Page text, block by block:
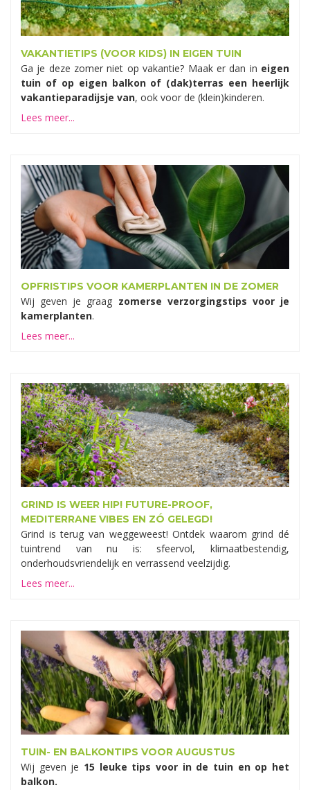
VAKANTIETIPS (VOOR KIDS) IN EIGEN TUIN
Ga je deze zomer niet op vakantie? Maak er dan in eigen
tuin of op eigen balkon of (dak)terras een heerlijk
vakantieparadijsje van, ook voor de (klein)kinderen.
Lees meer...
OPFRISTIPS VOOR KAMERPLANTEN IN DE ZOMER
Wij geven je graag zomerse verzorgingstips voor je
kamerplanten.
Lees meer...
GRIND IS WEER HIP! FUTURE-PROOF,
MEDITERRANE VIBES EN ZÓ GELEGD!
Grind is terug van weggeweest! Ontdek waarom grind dé
tuintrend van nu is: sfeervol, klimaatbestendig,
onderhoudsvriendelijk en verrassend veelzijdig.
Lees meer...
TUIN- EN BALKONTIPS VOOR AUGUSTUS
Wij geven je 15 leuke tips voor in de tuin en op het
balkon.